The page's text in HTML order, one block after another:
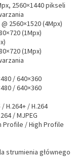
2560×1440 pikseli
2560×1520 (4Mpx)
(1Mpx)
(1Mpx)
/ 640×360
/ 640×360
H.264+ / H.264
/ MJPEG
Profile / High Profile
strumienia głównego